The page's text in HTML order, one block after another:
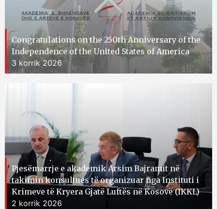
Congratulations on the 250th Anniversary of the
Independence of the United States of America
3 korrik 2026
Pjesëmarrje e akademik Arsim Bajramit në
takimin konsultues të organizuar nga Instituti i
Krimeve të Kryera Gjatë Luftës në Kosovë (IKKL)
2 korrik 2026